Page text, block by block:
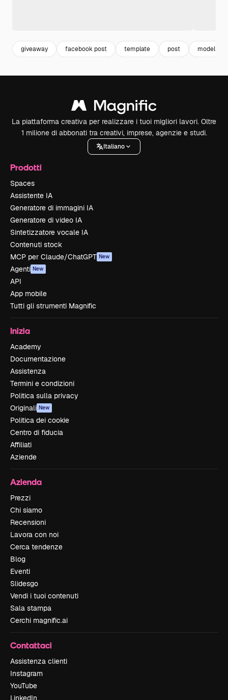
giveaway facebook post template post modello
La piattaforma creativa per realizzare i tuoi migliori lavori. Oltre
1 milione di abbonati tra creativi, imprese, agenzie e studi.
Italiano
Prodotti
Spaces
Assistente IA
Generatore di immagini IA
Generatore di video IA
Sintetizzatore vocale IA
Contenuti stock
MCP per Claude/ChatGPT New
Agenti New
API
App mobile
Tutti gli strumenti Magnific
Inizia
Academy
Documentazione
Assistenza
Termini e condizioni
Politica sulla privacy
Originali New
Politica dei cookie
Centro di fiducia
Affiliati
Aziende
Azienda
Prezzi
Chi siamo
Recensioni
Lavora con noi
Cerca tendenze
Blog
Eventi
Slidesgo
Vendi i tuoi contenuti
Sala stampa
Cerchi magnific.ai
Contattaci
Assistenza clienti
Instagram
YouTube
LinkedIn